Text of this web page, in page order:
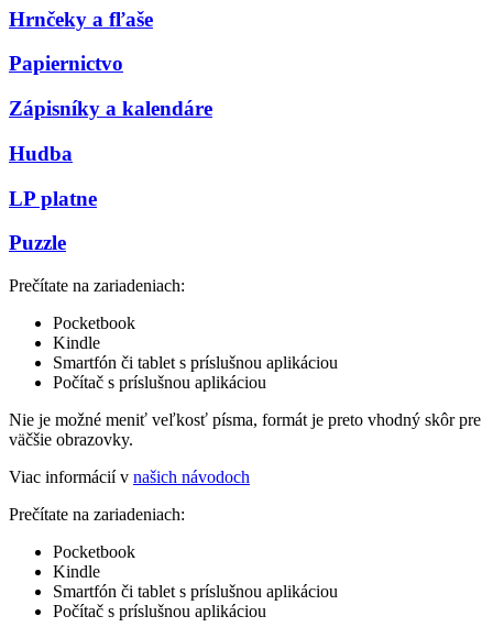
Hrnčeky a fľaše
Papiernictvo
Zápisníky a kalendáre
Hudba
LP platne
Puzzle
Prečítate na zariadeniach:
Pocketbook
Kindle
Smartfón či tablet s príslušnou aplikáciou
Počítač s príslušnou aplikáciou
Nie je možné meniť veľkosť písma, formát je preto vhodný skôr pre
väčšie obrazovky.
Viac informácií v našich návodoch
Prečítate na zariadeniach:
Pocketbook
Kindle
Smartfón či tablet s príslušnou aplikáciou
Počítač s príslušnou aplikáciou